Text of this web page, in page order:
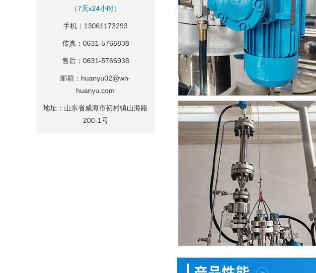
（7天x24小时）
手机：13061173293
传真：0631-5766838
售后：0631-5766938
邮箱： huanyu02@wh-
huanyu.com
地址：山东省威海市初村镇山海路
200-1号